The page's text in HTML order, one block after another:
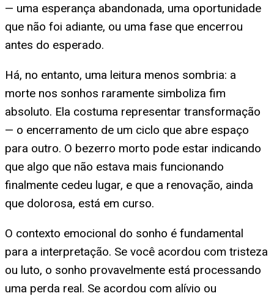
— uma esperança abandonada, uma oportunidade
que não foi adiante, ou uma fase que encerrou
antes do esperado.
Há, no entanto, uma leitura menos sombria: a
morte nos sonhos raramente simboliza fim
absoluto. Ela costuma representar transformação
— o encerramento de um ciclo que abre espaço
para outro. O bezerro morto pode estar indicando
que algo que não estava mais funcionando
finalmente cedeu lugar, e que a renovação, ainda
que dolorosa, está em curso.
O contexto emocional do sonho é fundamental
para a interpretação. Se você acordou com tristeza
ou luto, o sonho provavelmente está processando
uma perda real. Se acordou com alívio ou